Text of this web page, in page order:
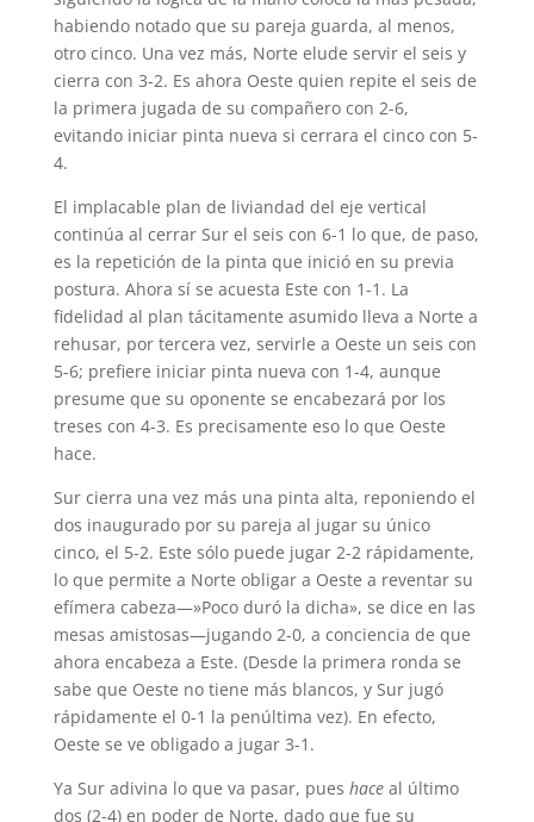
habiendo notado que su pareja guarda, al menos,
otro cinco. Una vez más, Norte elude servir el seis y
cierra con 3-2. Es ahora Oeste quien repite el seis de
la primera jugada de su compañero con 2-6,
evitando iniciar pinta nueva si cerrara el cinco con 5-
4.
El implacable plan de liviandad del eje vertical
continúa al cerrar Sur el seis con 6-1 lo que, de paso,
es la repetición de la pinta que inició en su previa
postura. Ahora sí se acuesta Este con 1-1. La
fidelidad al plan tácitamente asumido lleva a Norte a
rehusar, por tercera vez, servirle a Oeste un seis con
5-6; prefiere iniciar pinta nueva con 1-4, aunque
presume que su oponente se encabezará por los
treses con 4-3. Es precisamente eso lo que Oeste
hace.
Sur cierra una vez más una pinta alta, reponiendo el
dos inaugurado por su pareja al jugar su único
cinco, el 5-2. Este sólo puede jugar 2-2 rápidamente,
lo que permite a Norte obligar a Oeste a reventar su
efímera cabeza—»Poco duró la dicha», se dice en las
mesas amistosas—jugando 2-0, a conciencia de que
ahora encabeza a Este. (Desde la primera ronda se
sabe que Oeste no tiene más blancos, y Sur jugó
rápidamente el 0-1 la penúltima vez). En efecto,
Oeste se ve obligado a jugar 3-1.
Ya Sur adivina lo que va pasar, pues haceal último
dos (2-4) en poder de Norte, dado que fue su